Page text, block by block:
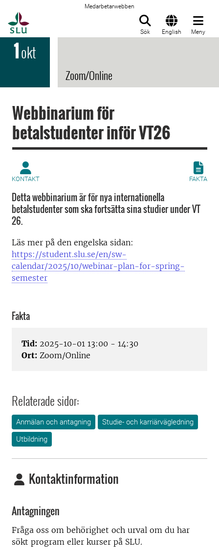
Medarbetarwebben
Sök English Meny
1okt
Zoom/Online
Webbinarium för
betalstudenter inför VT26
KONTAKT FAKTA
Detta webbinarium är för nya internationella
betalstudenter som ska fortsätta sina studier under VT
26.
Läs mer på den engelska sidan:
https://student.slu.se/en/sw-
calendar/2025/10/webinar-plan-for-spring-
semester
Fakta
Tid: 2025-10-01 13:00 - 14:30
Ort: Zoom/Online
Relaterade sidor:
Anmälan och antagning
Studie- och karriärvägledning
Utbildning
Kontaktinformation
Antagningen
Fråga oss om behörighet och urval om du har
sökt program eller kurser på SLU.